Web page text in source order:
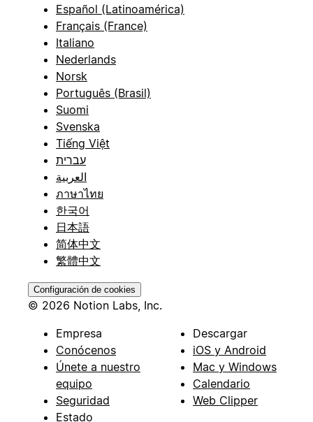
Español (Latinoamérica)
Français (France)
Italiano
Nederlands
Norsk
Português (Brasil)
Suomi
Svenska
Tiếng Việt
עברית
العربية
ภาษาไทย
한국어
日本語
简体中文
繁體中文
Configuración de cookies
© 2026 Notion Labs, Inc.
Empresa
Conócenos
Únete a nuestro
equipo
Seguridad
Estado
Descargar
iOS y Android
Mac y Windows
Calendario
Web Clipper